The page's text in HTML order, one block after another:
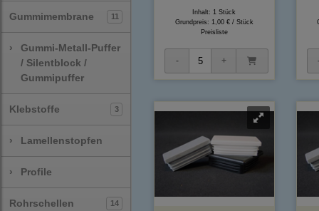
Gummimembrane 11
›
Gummi-Metall-Puffer
/ Silentblock /
Gummipuffer
Klebstoffe 3
› Lamellenstopfen
› Profile
Rohrschellen 14
Inhalt: 1 Stück
Grundpreis: 1,00 € / Stück
Preisliste